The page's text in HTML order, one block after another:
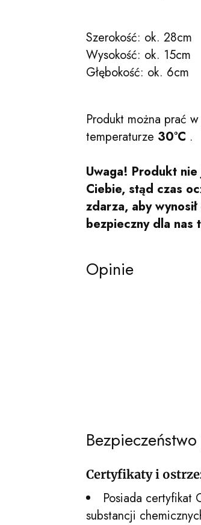
Szerokość: ok. 28cm
Wysokość: ok. 15cm
Głębokość: ok. 6cm
Produkt można prać
temperaturze 30°C .
Uwaga! Produkt
Ciebie, stąd czas
zdarza, aby
bezpieczny dla nas
Opinie
Certyfikaty i
Posiada certyfikat
substancji